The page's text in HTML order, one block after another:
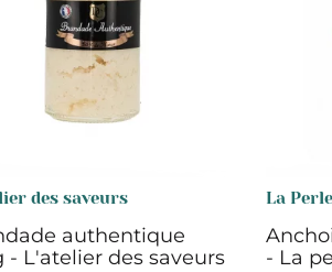
des saveurs
authentique
- L'atelier des saveurs
La
- La